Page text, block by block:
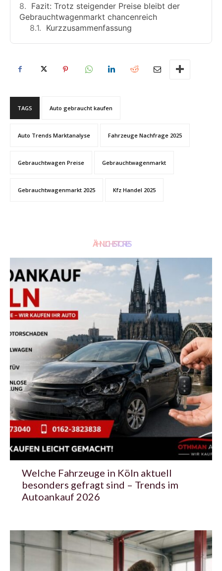
Fazit: Trotz steigender Preise bleibt der
Gebrauchtwagenmarkt chancenreich
Kurzzusammenfassung
TAGS Auto gebraucht kaufen
Auto Trends Marktanalyse Fahrzeuge Nachfrage 2025
Gebrauchtwagen Preise Gebrauchtwagenmarkt
Gebrauchtwagenmarkt 2025 Kfz Handel 2025
ÄHNLICHE STORIES
Welche Fahrzeuge in Köln aktuell
besonders gefragt sind – Trends im
Autoankauf 2026